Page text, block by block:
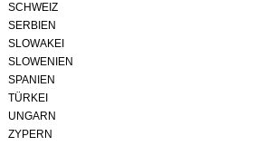
SCHWEIZ
SERBIEN
SLOWAKEI
SLOWENIEN
SPANIEN
TÜRKEI
UNGARN
ZYPERN